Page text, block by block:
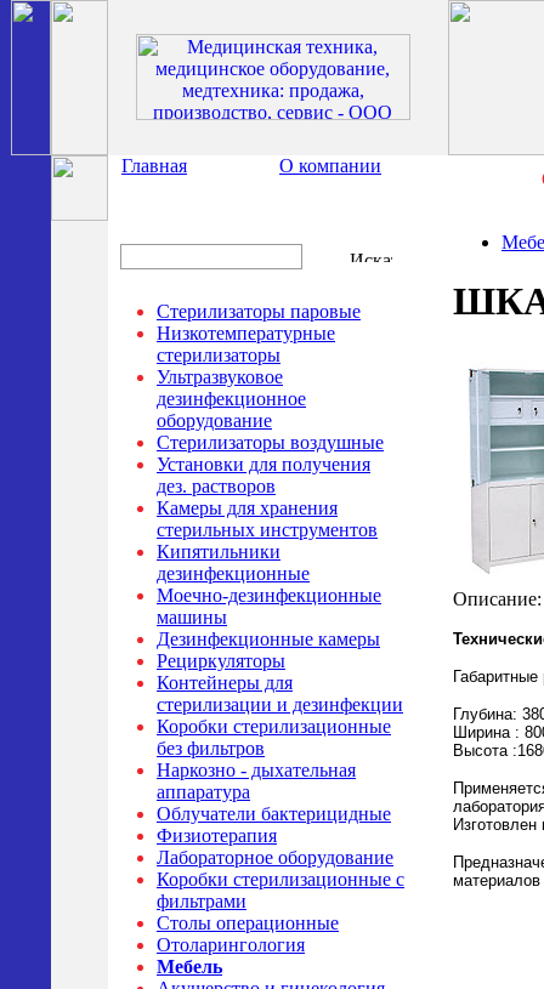
Главная О компании
Стерилизаторы паровые
Низкотемпературные
стерилизаторы
Ультразвуковое
дезинфекционное
оборудование
Стерилизаторы воздушные
Установки для получения
дез. растворов
Камеры для хранения
стерильных инструментов
Кипятильники
дезинфекционные
Моечно-дезинфекционные
машины
Дезинфекционные камеры
Рециркуляторы
Контейнеры для
стерилизации и дезинфекции
Коробки стерилизационные
без фильтров
Наркозно - дыхательная
аппаратура
Облучатели бактерицидные
Физиотерапия
Лабораторное оборудование
Коробки стерилизационные с
фильтрами
Столы операционные
Отоларингология
Мебель
Описание:
Глубина:
Ширина :
Высота
материалов